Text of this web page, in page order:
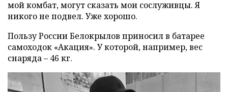
мой комбат, могут сказать мои сослуживцы. Я
никого не подвел. Уже хорошо.
Пользу России Белокрылов приносил в батарее
самоходок «Акация». У которой, например, вес
снаряда – 46 кг.